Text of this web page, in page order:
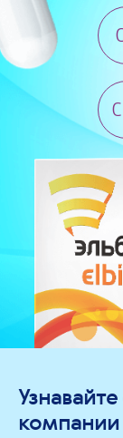
компании